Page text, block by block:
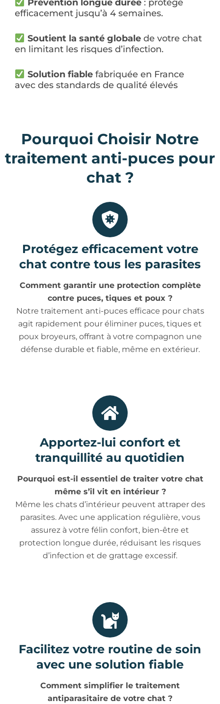
Prévention longue durée: protège
efficacement jusqu’à 4 semaines.
Soutient la santé globalede votre chat
en limitant les risques d’infection.
Solution fiablefabriquée en France
avec des standards de qualité élevés
Pourquoi Choisir Notre
traitement anti-puces pour
chat ?
Protégez efficacement votre
chat contre tous les parasites
Comment garantir une protection complète
contre puces, tiques et poux ?
Notre traitement anti-puces efficace pour chats
agit rapidement pour éliminer puces, tiques et
poux broyeurs, offrant à votre compagnon une
défense durable et fiable, même en extérieur.
Apportez-lui confort et
tranquillité au quotidien
Pourquoi est-il essentiel de traiter votre chat
même s’il vit en intérieur ?
Même les chats d’intérieur peuvent attraper des
parasites. Avec une application régulière, vous
assurez à votre félin confort, bien-être et
protection longue durée, réduisant les risques
d’infection et de grattage excessif.
Facilitez votre routine de soin
avec une solution fiable
Comment simplifier le traitement
antiparasitaire de votre chat ?